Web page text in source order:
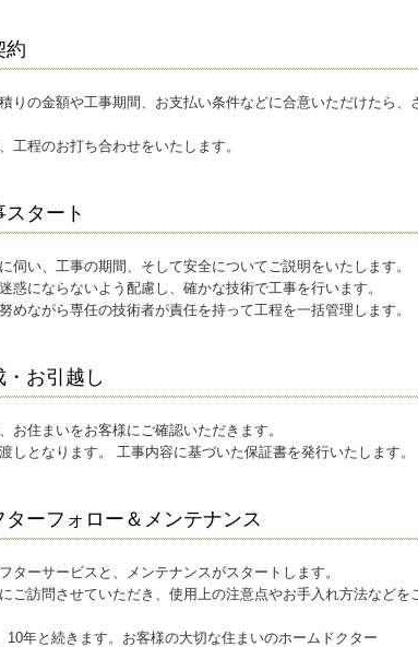
約
りの金額や工事期間、お支払い条件などに合意いただけたら
工程のお打ち合わせをいたします。
タート
伺い、工事の期間、そして安全についてご説明をいたします。
惑にならないよう配慮し、確かな技術で工事を行います。
めながら専任の技術者が責任を持って工程を一括管理します。
お引越し
お住まいをお客様にご確認いただきます。
しとなります。 工事内容に基づいた保証書を発行いたします。
ターフォロー＆メンテナンス
ターサービスと、メンテナンスがスタートします。
ご訪問させていただき、使用上の注意点やお手入れ方法などを
10年と続きます。お客様の大切な住まいのホームドクター